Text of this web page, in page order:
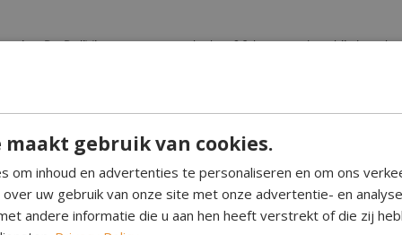
De DeliVita oven weegt slechts 30 kg, waardoor hij
en bestaan uit een traditionele klei-ovenkamer en een
zodat de oven overal geplaatst kan worden, mits de
glasvezel behuizing, die de oven niet alleen waterdicht maakt,
maakt gebruik van cookies.
om inhoud en advertenties te personaliseren en om ons
uw gebruik van onze site met onze advertentie- en
andere informatie die u aan hen heeft verstrekt of die zij